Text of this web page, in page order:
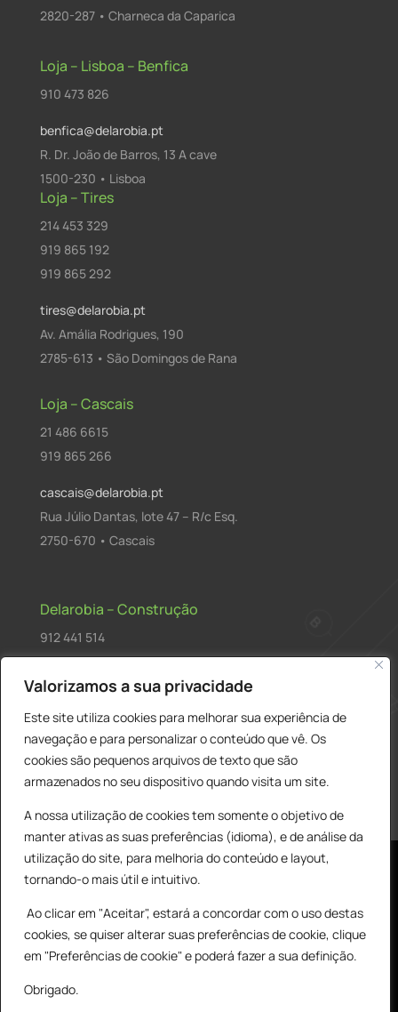
Valorizamos a sua privacidade
Este site utiliza cookies para melhorar sua experiência de
navegação e para personalizar o conteúdo que vê. Os
cookies são pequenos arquivos de texto que são
armazenados no seu dispositivo quando visita um site.
A nossa utilização de cookies tem somente o objetivo de
manter ativas as suas preferências (idioma), e de análise da
utilização do site, para melhoria do conteúdo e layout,
tornando-o mais útil e intuitivo.
Ao clicar em "Aceitar", estará a concordar com o uso destas
cookies, se quiser alterar suas preferências de cookie, clique
em "Preferências de cookie" e poderá fazer a sua definição.
Obrigado.
2820-287 • Charneca da Caparica
Loja – Lisboa – Benfica
910 473 826
benfica@delarobia.pt
R. Dr. João de Barros, 13 A cave
1500-230 • Lisboa
Loja – Tires
214 453 329
919 865 192
919 865 292
tires@delarobia.pt
Av. Amália Rodrigues, 190
2785-613 • São Domingos de Rana
Loja – Cascais
21 486 6615
919 865 266
cascais@delarobia.pt
Rua Júlio Dantas, lote 47 – R/c Esq.
2750-670 • Cascais
Delarobia – Construção
912 441 514
R. António Andrade, 1171
2820-287 • Charneca de Caparica
Products
search PESQUISAR
© All Copyright 2025 by Delarobia.pt 0